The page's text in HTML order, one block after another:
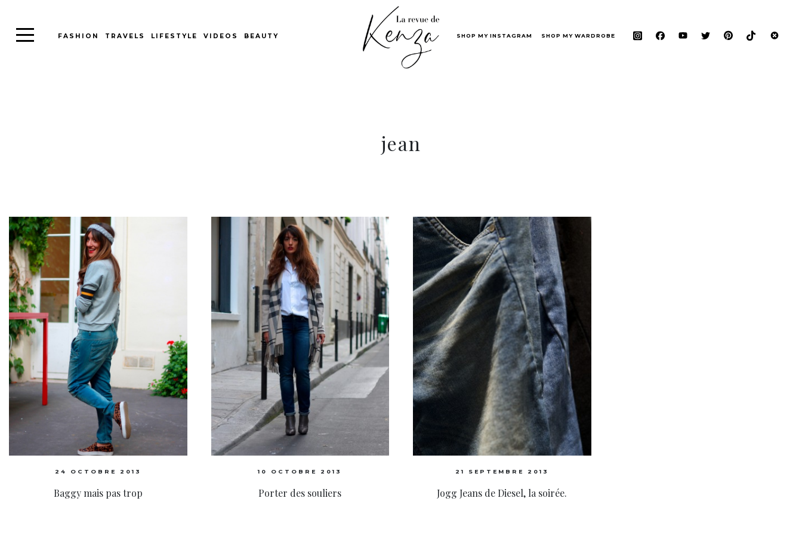
FASHION TRAVELS LIFESTYLE VIDEOS BEAUTY SHOP MY INSTAGRAM SHOP MY WARDROBE
jean
24 OCTOBRE 2013
Baggy mais pas trop
10 OCTOBRE 2013
Porter des souliers
21 SEPTEMBRE 2013
Jogg Jeans de Diesel, la soirée.